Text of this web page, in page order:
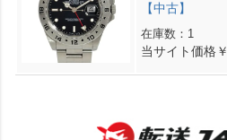
【中古】
在庫数：1
当サイト価格￥